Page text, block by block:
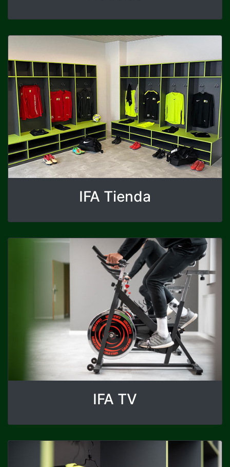
IFA Tienda
IFA TV